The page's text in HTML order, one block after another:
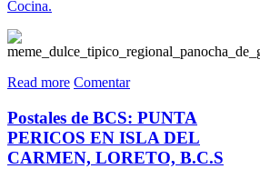
Cocina.
Read more Comentar
Postales de BCS: PUNTA
PERICOS EN ISLA DEL
CARMEN, LORETO, B.C.S